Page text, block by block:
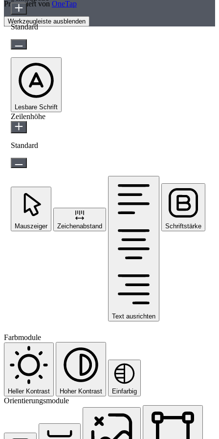
Präsentiert von OneTap
Werkzeugleiste ausblenden
Standard
Lesbare Schrift
Zeilenhöhe
Standard
Mauszeiger Zeichenabstand
Text ausrichten
Schriftstärke
Farbmodule
Heller Kontrast Hoher Kontrast Einfarbig
Orientierungsmodule